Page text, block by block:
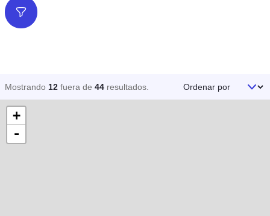
Filtros
Mostrando 12 fuera de 44 resultados Ordenar por
+
-